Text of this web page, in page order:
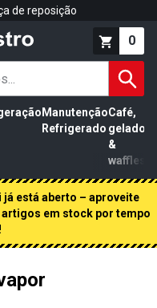
de reposição
0
Manutenção
Refrigerado
Café,
gelados
&
waffles
está aberto – aproveite
em stock por tempo